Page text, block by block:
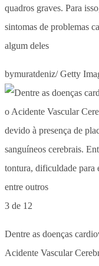
quadros graves. Para
sintomas de problemas
algum deles
bymuratdeniz/ Getty
3 de 12
Dentre as doenças
Acidente Vascular